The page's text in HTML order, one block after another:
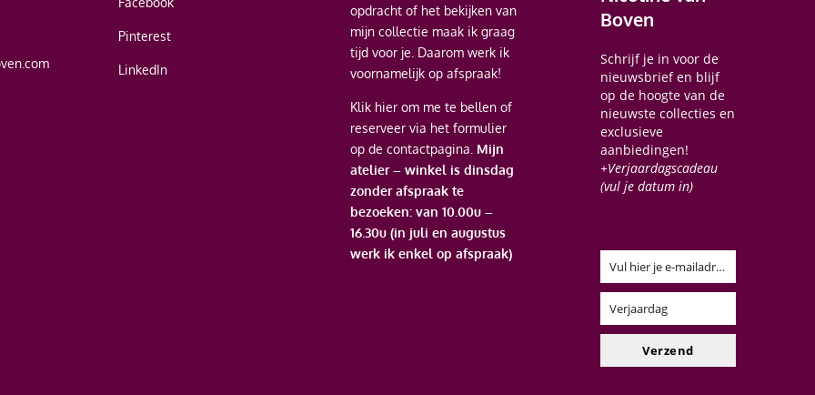
Pinterest
LinkedIn
opdracht of het bekijken van
mijn collectie maak ik graag
tijd voor je. Daarom werk ik
voornamelijk op afspraak!
Klik hierom me te bellen of
reserveer via het formulier
op de contactpagina. Mijn
atelier – winkel is dinsdag
zonder afspraak te
bezoeken: van 10.00u –
16.30u (in juli en augustus
werk ik enkel op afspraak)
Boven
Schrijf je in voor de
nieuwsbrief en blijf
op de hoogte van de
nieuwste collecties en
exclusieve
aanbiedingen!
+Verjaardagscadeau
(vul je datum in)
Email
Vul hier je e-mailadres in
Verjaardag
Verjaardag
Verzend